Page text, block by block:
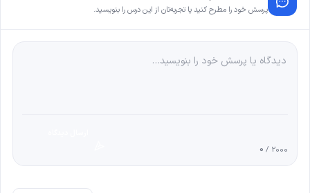
پرسش خود را مطرح کنید یا تجربه‌تان از این درس را بنویسید.
0 / 2000